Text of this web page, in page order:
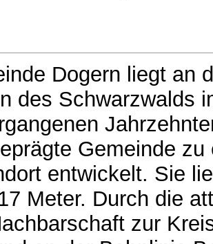
Dogern liegt an
des Schwarzwalds
Gemeinde
entwickelt. Sie
Meter. Durch die
zur